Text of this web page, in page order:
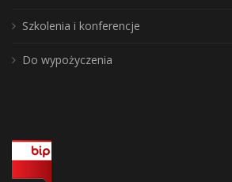
Szkolenia i konferencje
Do wypożyczenia